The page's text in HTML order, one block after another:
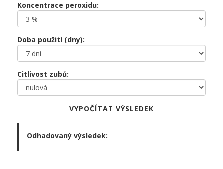
Koncentrace peroxidu:
Doba použití (dny):
Citlivost zubů:
VYPOČÍTAT VÝSLEDEK
Odhadovaný výsledek: